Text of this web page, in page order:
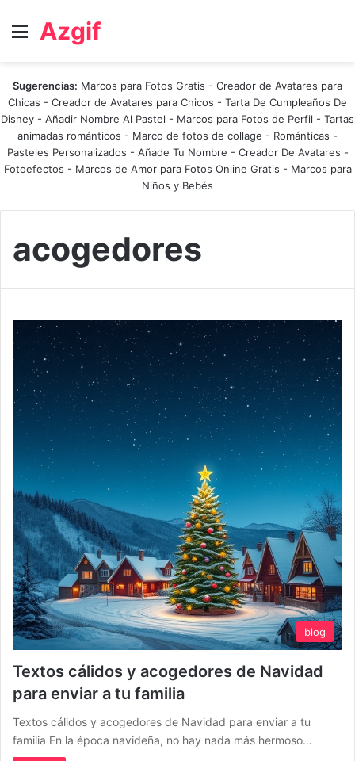
Menú
Azgif
Sugerencias: Marcos para Fotos Gratis - Creador de Avatares para
Chicas - Creador de Avatares para Chicos - Tarta De Cumpleaños De
Disney - Añadir Nombre Al Pastel - Marcos para Fotos de Perfil - Tartas
animadas románticos - Marco de fotos de collage - Románticas -
Pasteles Personalizados - Añade Tu Nombre - Creador De Avatares -
Fotoefectos - Marcos de Amor para Fotos Online Gratis - Marcos para
Niños y Bebés
acogedores
blog
Textos cálidos y acogedores de Navidad
para enviar a tu familia
Textos cálidos y acogedores de Navidad para enviar a tu
familia En la época navideña, no hay nada más hermoso…